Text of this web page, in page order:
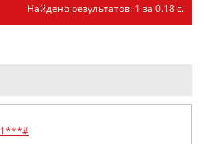
Найдено результатов: 1 за 0.18 с.
1***#